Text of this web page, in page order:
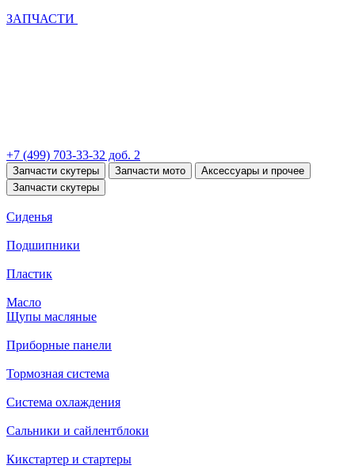
ЗАПЧАСТИ
+7 (499) 703-33-32 доб. 2
Запчасти скутеры Запчасти мото
Аксессуары и прочее
Запчасти скутеры
Сиденья
Подшипники
Пластик
Масло
Щупы масляные
Приборные панели
Тормозная система
Система охлаждения
Сальники и сайлентблоки
Кикстартер и стартеры